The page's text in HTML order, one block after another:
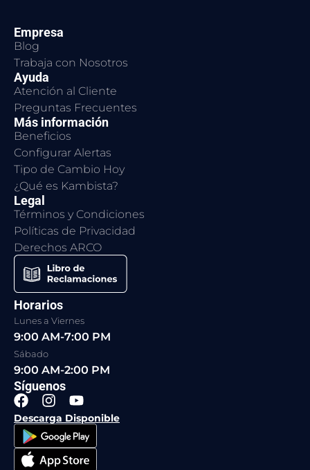
Empresa
Blog
Trabaja con Nosotros
Ayuda
Atención al Cliente
Preguntas Frecuentes
Más información
Beneficios
Configurar Alertas
Tipo de Cambio Hoy
¿Qué es Kambista?
Legal
Términos y Condiciones
Políticas de Privacidad
Derechos ARCO
Horarios
Lunes a Viernes
9:00 AM-7:00 PM
Sábado
9:00 AM-2:00 PM
Síguenos
F
a
c
e
b
I
n
s
t
a
Y
o
u
t
u
Descarga Disponible